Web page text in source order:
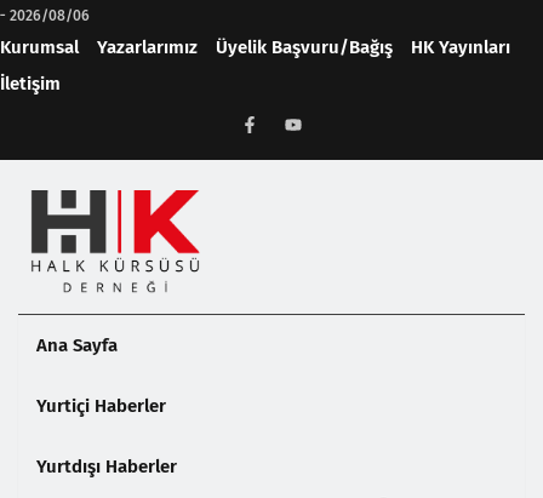
- 2026/08/06
Kurumsal Yazarlarımız Üyelik Başvuru/Bağış
HK Yayınları
İletişim
Ana Sayfa
Yurtiçi Haberler
Yurtdışı Haberler